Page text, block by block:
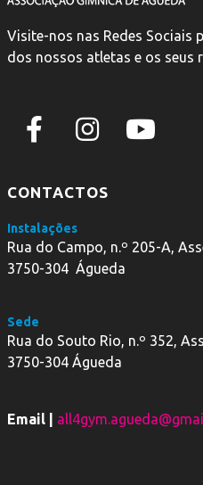
Visite-nos nas Redes Sociais
dos nossos atletas e os seus
CONTACTOS
Instalações
Rua do Campo, n.º 205-A,
3750-304 Águeda
Sede
Rua do Souto Rio, n.º 352,
3750-304 Águeda
Email |